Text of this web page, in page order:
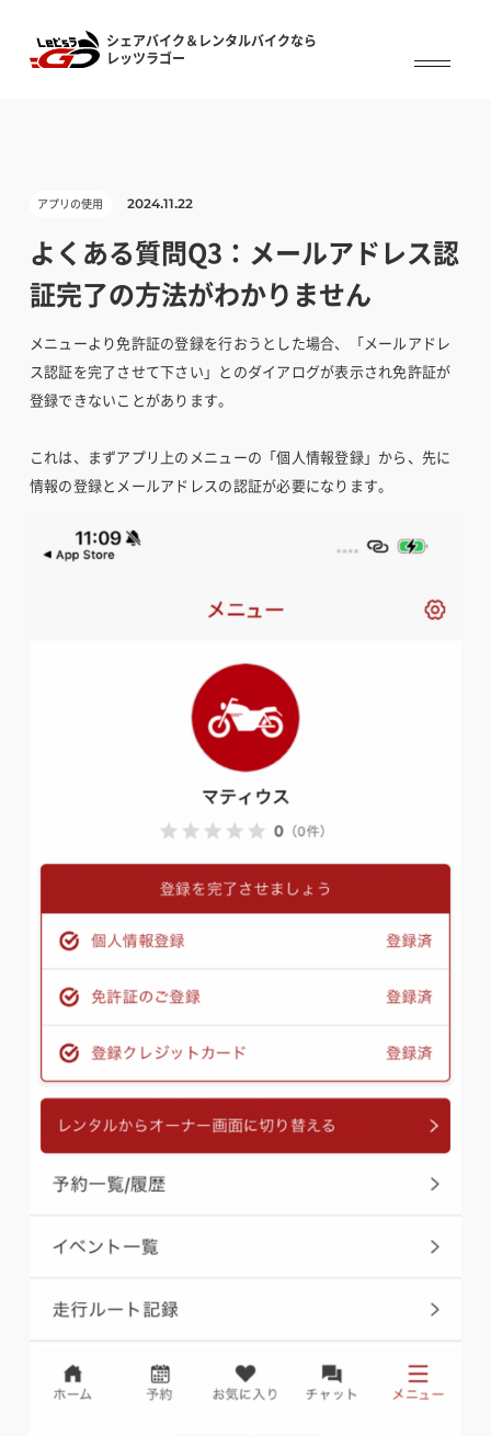
シェアバイク＆レンタルバイクなら
レッツラゴー
シェアバイク&レンタルバイクなら
レッツラゴー
アプリの使用 2024.11.22
よくある質問Q3：メールアドレス認
証完了の方法がわかりません
メニューより免許証の登録を行おうとした場合、「メールアドレ
ス認証を完了させて下さい」とのダイアログが表示され免許証が
登録できないことがあります。
これは、まずアプリ上のメニューの「個人情報登録」から、先に
情報の登録とメールアドレスの認証が必要になります。